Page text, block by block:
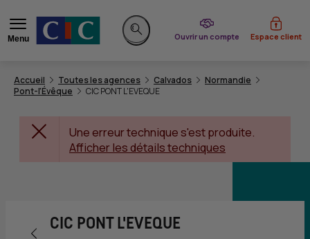
Menu
Rechercher sur le site
Ouvrir un compte
du CIC Espace client
Accueil Toutes les agences Calvados
Normandie
Pont-l'Évêque
CIC PONT L'EVEQUE
Une erreur technique s'est produite.
Afficher les détails techniques
Retour vers la page précédente
CIC PONT L'EVEQUE